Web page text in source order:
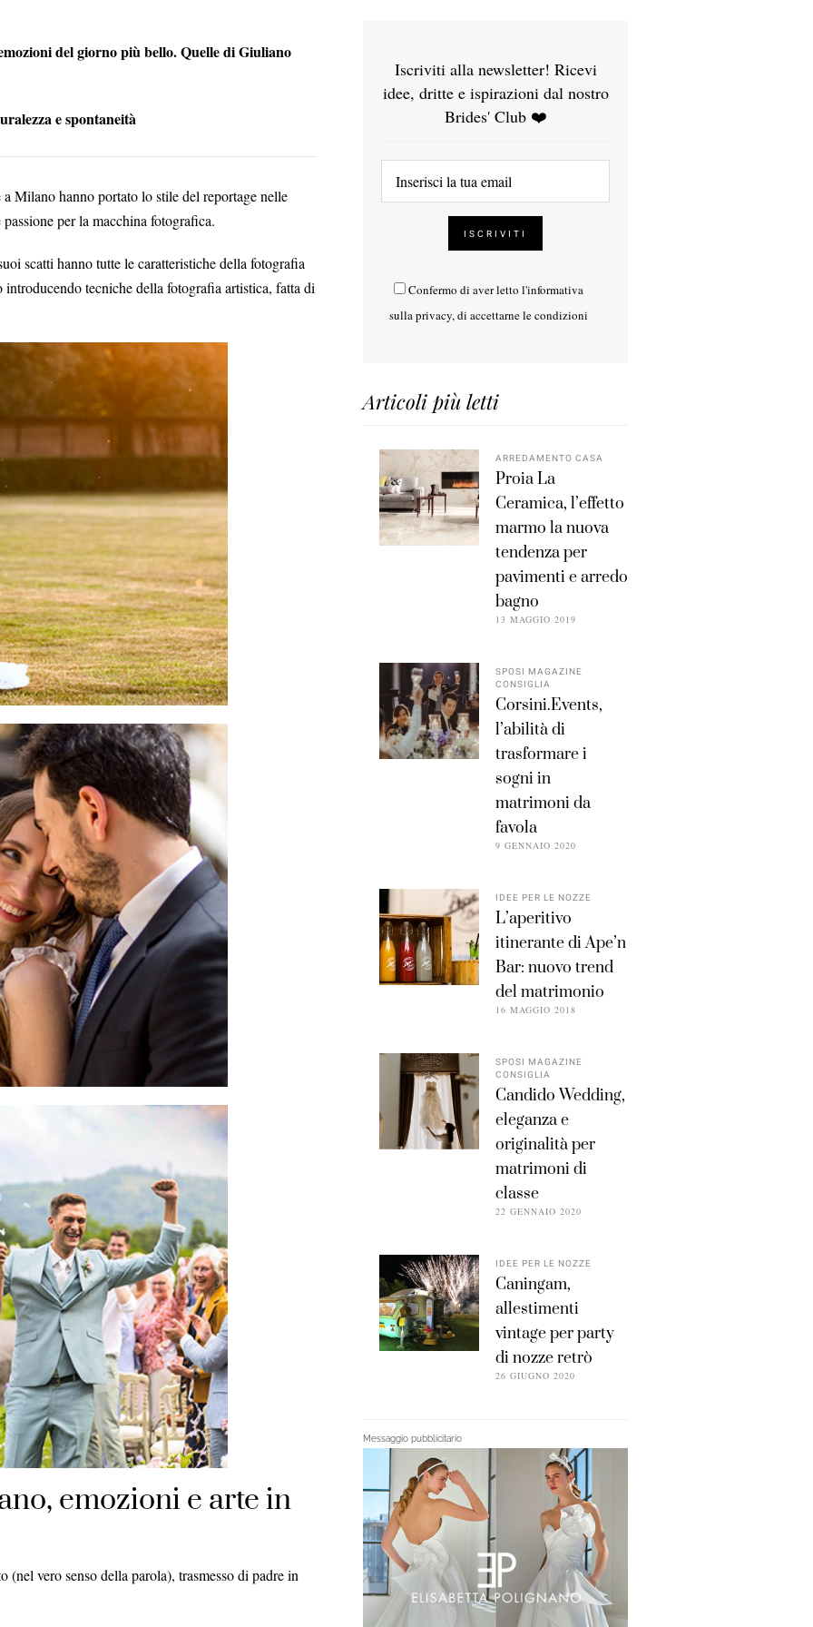
del giorno più bello. Quelle di Giuliano
e spontaneità
Milano hanno portato lo stile del reportage nelle
per la macchina fotografica.
scatti hanno tutte le caratteristiche della fotografia
tecniche della fotografia artistica, fatta di
emozioni e arte in
(nel vero senso della parola), trasmesso di padre in
Iscriviti alla newsletter! Ricevi
idee, dritte e ispirazioni dal nostro
Brides' Club ❤️
Confermo di aver letto l'informativa
sulla privacy, di accettarne le condizioni
Articoli più letti
ARREDAMENTO CASA
Proia La
Ceramica, l’effetto
marmo la nuova
tendenza per
pavimenti e arredo
bagno
13 MAGGIO 2019
SPOSI MAGAZINE
CONSIGLIA
Corsini.Events,
l’abilità di
trasformare i
sogni in
matrimoni da
favola
9 GENNAIO 2020
IDEE PER LE NOZZE
L’aperitivo
itinerante di Ape’n
Bar: nuovo trend
del matrimonio
16 MAGGIO 2018
SPOSI MAGAZINE
CONSIGLIA
Candido Wedding,
eleganza e
originalità per
matrimoni di
classe
22 GENNAIO 2020
IDEE PER LE NOZZE
Caningam,
allestimenti
vintage per party
di nozze retrò
26 GIUGNO 2020
Messaggio pubblicitario